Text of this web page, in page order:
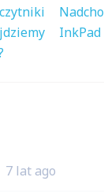
InkPad
7 lat ago